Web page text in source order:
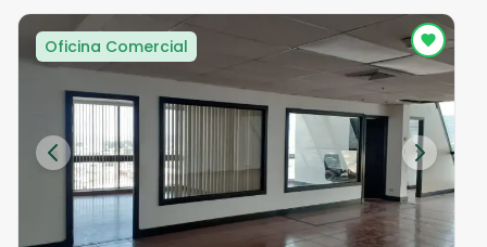
Oficina Comercial